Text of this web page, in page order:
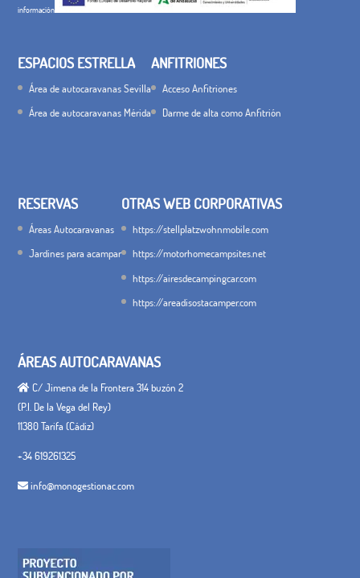
información
ESPACIOS ESTRELLA
Área de autocaravanas Sevilla
Área de autocaravanas Mérida
ANFITRIONES
Acceso Anfitriones
Darme de alta como Anfitrión
RESERVAS
Áreas Autocaravanas
Jardines para acampar
OTRAS WEB CORPORATIVAS
https://stellplatzwohnmobile.com
https://motorhomecampsites.net
https://airesdecampingcar.com
https://areadisostacamper.com
ÁREAS AUTOCARAVANAS
C/ Jimena de la Frontera 314 buzón 2
(P.I. De la Vega del Rey)
11380 Tarifa (Cádiz)
+34 619261325
info@monogestionac.com